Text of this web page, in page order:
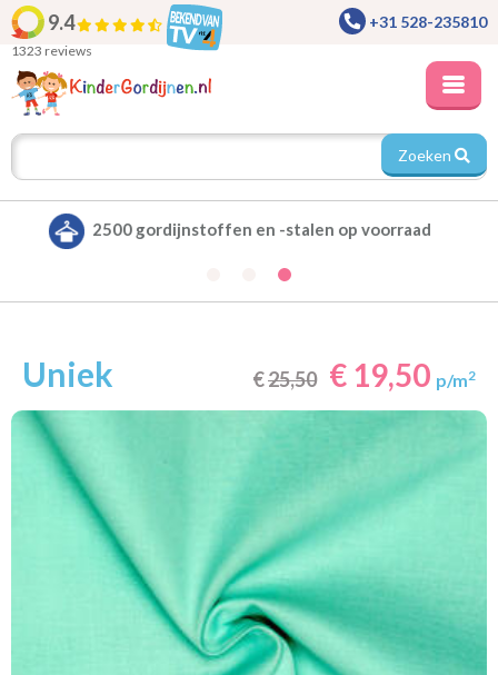
9.4
1323 reviews
+31 528-235810
Zoeken
Alle gordijnen verduisterend leverbaar
Uniek €25,50 € 19,50 p/m2